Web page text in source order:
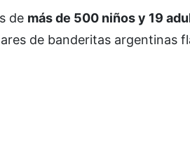
de más de 500 niños y 19
de banderitas argentinas